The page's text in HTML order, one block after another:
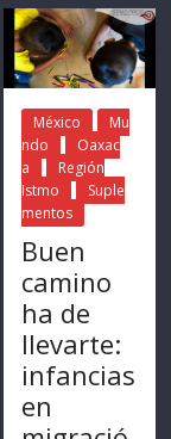
México
Mu
ndo
Oaxac
a
Región
Istmo
Suple
mentos
Buen
camino
ha de
llevarte:
infancias
en